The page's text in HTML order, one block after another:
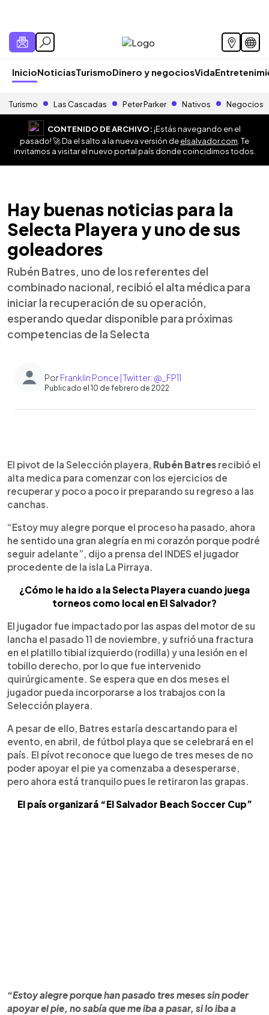
InicioNoticiasTurismoDinero y negociosVida
Turismo Las Cascadas Peter Parker Nativos Negocios
CONTENIDO DE ARCHIVO:¡Estás navegando en el
pasado! 🚀 Da el salto a la nueva versión deelsalvador.com . Te
invitamos a visitar el nuevo portal país donde coincidimos todos.
Hay buenas noticias para la
Selecta Playera y uno de sus
goleadores
Rubén Batres, uno de los referentes del
combinado nacional, recibió el alta médica para
iniciar la recuperación de su operación,
esperando quedar disponible para próximas
competencias de la Selecta
PorFranklin Ponce | Twitter: @_FP11
Publicado el 10 de febrero de 2022
► Escuchar artículo
El pivot de la Selección playera, Rubén Batres recibió el
alta medica para comenzar con los ejercicios de
recuperar y poco a poco ir preparando su regreso a las
canchas.
“Estoy muy alegre porque el proceso ha pasado, ahora
he sentido una gran alegría en mi corazón porque podré
seguir adelante”, dijo a prensa del INDES el jugador
procedente de la isla La Pirraya.
¿Cómo le ha ido a la Selecta Playera cuando juega
torneos como local en El Salvador?
El jugador fue impactado por las aspas del motor de su
lancha el pasado 11 de noviembre, y sufrió una fractura
en el platillo tibial izquierdo (rodilla) y una lesión en el
tobillo derecho, por lo que fue intervenido
quirúrgicamente. Se espera que en dos meses el
jugador pueda incorporarse a los trabajos con la
Selección playera.
A pesar de ello, Batres estaría descartando para el
evento, en abril, de fútbol playa que se celebrará en el
país. El pívot reconoce que luego de tres meses de no
poder apoyar el pie ya comenzaba a desesperarse,
pero ahora está tranquilo pues le retiraron las grapas.
El país organizará “El Salvador Beach Soccer Cup”
“Estoy alegre porque han pasado tres meses sin poder
apoyar el pie, no sabía que me iba a pasar, si lo iba a